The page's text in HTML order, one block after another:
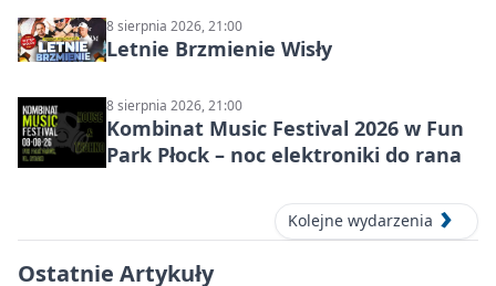
8 sierpnia 2026, 21:00
Letnie Brzmienie Wisły
8 sierpnia 2026, 21:00
Kombinat Music Festival 2026 w Fun
Park Płock – noc elektroniki do rana
Kolejne wydarzenia
Ostatnie Artykuły